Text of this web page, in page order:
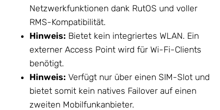
Netzwerkfunktionen dank RutOS und voller
RMS-Kompatibilität.
Hinweis: Bietet kein integriertes WLAN. Ein
externer Access Point wird für Wi-Fi-Clients
benötigt.
Hinweis: Verfügt nur über einen SIM-Slot und
bietet somit kein natives Failover auf einen
zweiten Mobilfunkanbieter.